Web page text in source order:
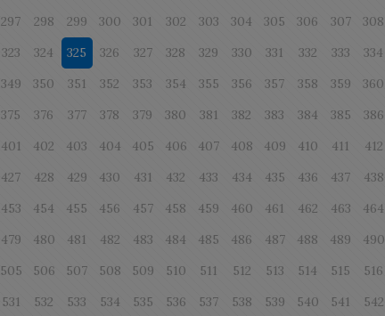
297 298 299 300 301 302 303 304 305 306 307 308
323 324 325 326 327 328 329 330 331 332 333 334
349 350 351 352 353 354 355 356 357 358 359 360
375 376 377 378 379 380 381 382 383 384 385 386
401 402 403 404 405 406 407 408 409 410 411 412
427 428 429 430 431 432 433 434 435 436 437 438
453 454 455 456 457 458 459 460 461 462 463 464
479 480 481 482 483 484 485 486 487 488 489 490
505 506 507 508 509 510 511 512 513 514 515 516
531 532 533 534 535 536 537 538 539 540 541 542